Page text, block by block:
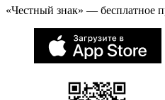
«Честный знак» — бесплатное